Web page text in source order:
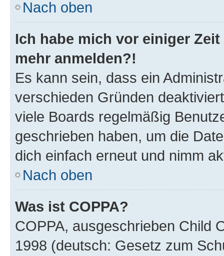
Nach oben
Ich habe mich vor einiger
mehr anmelden?!
Es kann sein, dass ein
verschieden Gründen
viele Boards regelmäßig
geschrieben haben, um die
dich einfach erneut und nimm
Nach oben
Was ist COPPA?
COPPA, ausgeschrieben Child
1998 (deutsch: Gesetz zum